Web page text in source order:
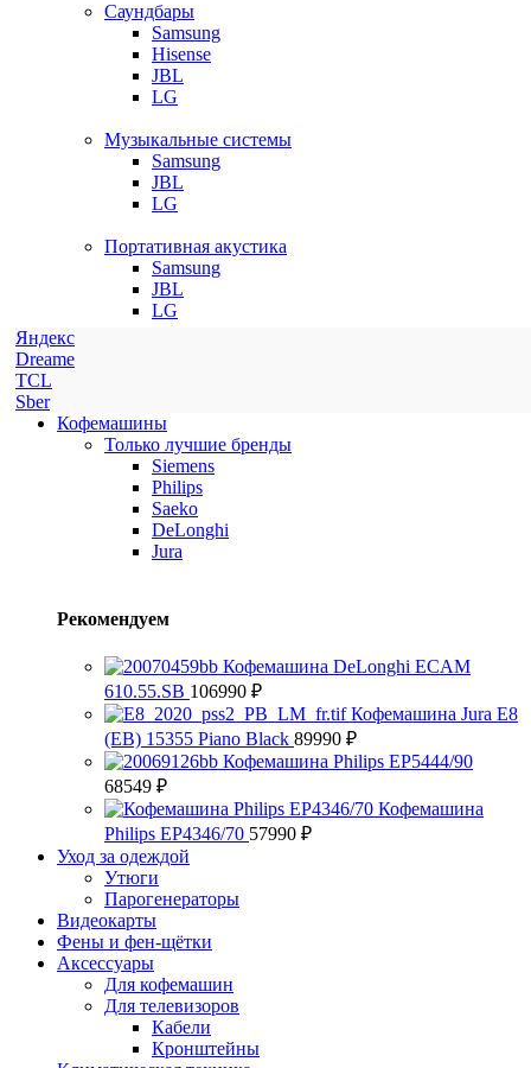
Саундбары
Samsung
Hisense
JBL
LG
Музыкальные системы
Samsung
JBL
LG
Портативная акустика
Samsung
JBL
LG
Яндекс
Dreame
TCL
Sber
Кофемашины
Только лучшие бренды
Siemens
Philips
Saeko
DeLonghi
Jura
Рекомендуем
Кофемашина DeLonghi ECAM
610.55.SB 106990 ₽
Кофемашина Jura E8
(EB) 15355 Piano Black 89990 ₽
Кофемашина Philips EP5444/90
68549 ₽
Кофемашина
Philips EP4346/70 57990 ₽
Уход за одеждой
Утюги
Парогенераторы
Видеокарты
Фены и фен-щётки
Аксессуары
Для кофемашин
Для телевизоров
Кабели
Кронштейны